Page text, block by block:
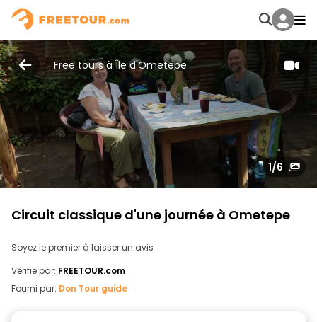
Free tours à Île d'Ometepe
1/6
Circuit classique d'une journée à Ometepe
Soyez le premier à laisser un avis
Vérifié par: FREETOUR.com
Fourni par: Don Tour guide